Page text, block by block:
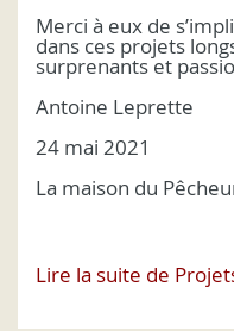
Merci à eux de
dans ces projets
surprenants et
Antoine Leprette
24 mai 2021
La maison du
Lire la suite de